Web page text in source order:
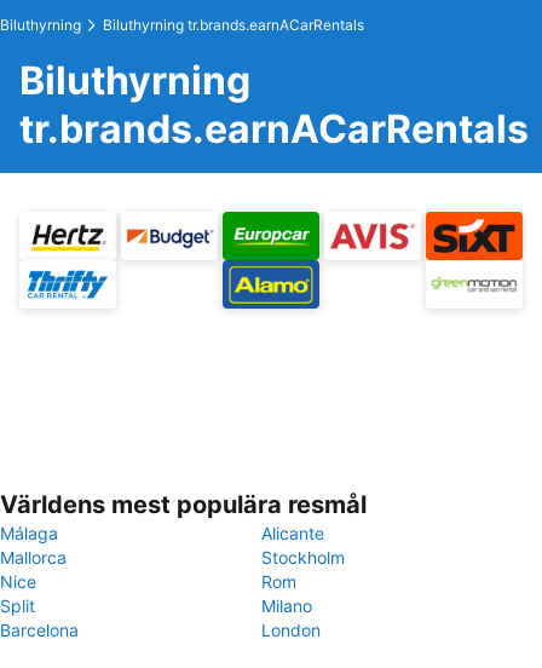
Biluthyrning Biluthyrning tr.brands.earnACarRentals
Biluthyrning
tr.brands.earnACarRentals
Världens mest populära resmål
Málaga
Alicante
Mallorca
Stockholm
Nice
Rom
Split
Milano
Barcelona
London